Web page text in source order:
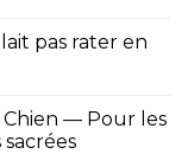
pas rater en
— Pour les